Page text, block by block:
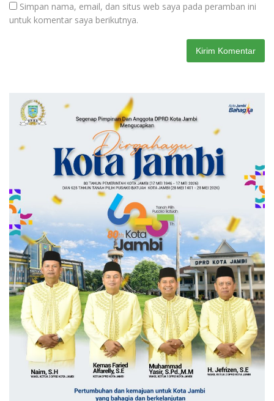
Simpan nama, email, dan situs web saya pada peramban ini
untuk komentar saya berikutnya.